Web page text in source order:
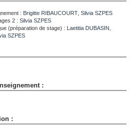
: Brigitte RIBAUCOURT Silvia SZPES
2 : Silvia SZPES
(préparation de stage) : Laetitia DUBASIN
SZPES
:
: